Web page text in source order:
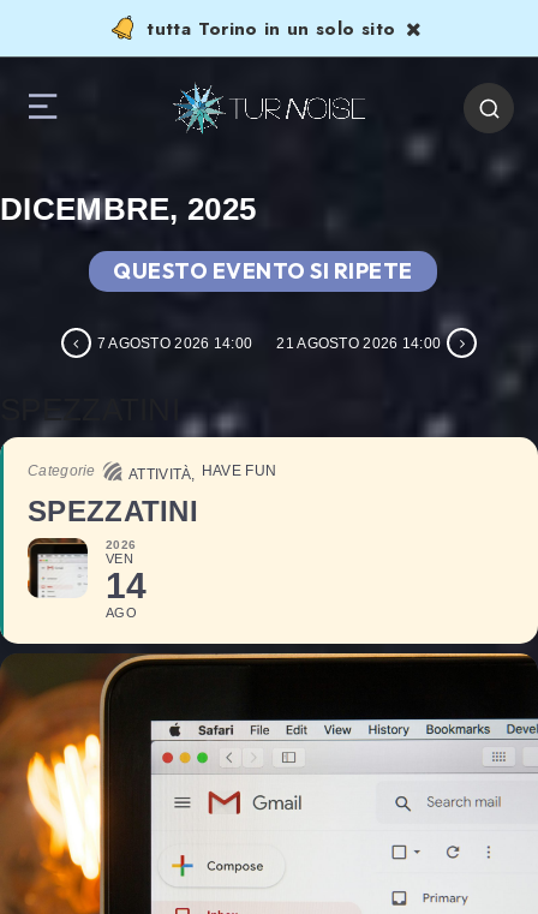
tutta Torino in un solo sito
DICEMBRE, 2025
QUESTO EVENTO SI RIPETE
7 AGOSTO 2026 14:00 21 AGOSTO 2026 14:00
Categorie ATTIVITÀ, HAVE FUN
SPEZZATINI
2026
VEN
14
AGO